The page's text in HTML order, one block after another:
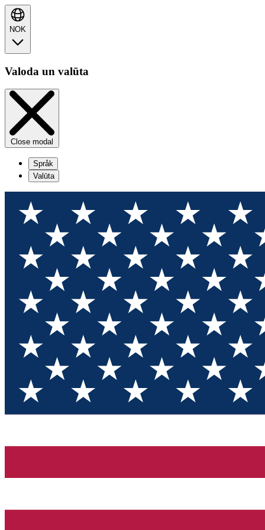
NOK
Valoda un valūta
Close modal
Språk
Valūta